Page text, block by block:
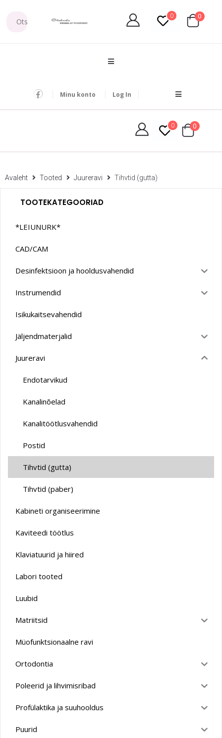
0 0
Minu konto Log In
0 0
Avaleht Tooted Juureravi Tihvtid (gutta)
TOOTEKATEGOORIAD
*LEIUNURK*
CAD/CAM
Desinfektsioon ja hooldusvahendid
Instrumendid
Isikukaitsevahendid
Jäljendmaterjalid
Juureravi
Endotarvikud
Kanalinõelad
Kanalitöötlusvahendid
Postid
Tihvtid (gutta)
Tihvtid (paber)
Kabineti organiseerimine
Kaviteedi töötlus
Klaviatuurid ja hiired
Labori tooted
Luubid
Matriitsid
Müofunktsionaalne ravi
Ortodontia
Poleerid ja lihvimisribad
Profülaktika ja suuhooldus
Puurid